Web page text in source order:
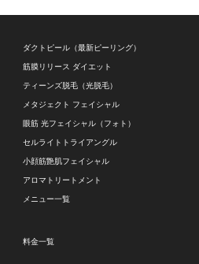
ダクトピール（最新ピーリング）
筋膜リリース ダイエット
ティーンズ脱毛（光脱毛）
メタジェクト フェイシャル
眼筋 光フェイシャル（フォト）
セルライトトライアングル
小顔筋艶肌フェイシャル
アロマトリートメント
メニュー一覧
料金一覧